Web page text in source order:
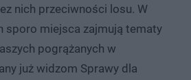
nich przeciwności losu. W
sporo miejsca zajmują tematy
pogrążanych w
już widzom Sprawy dla